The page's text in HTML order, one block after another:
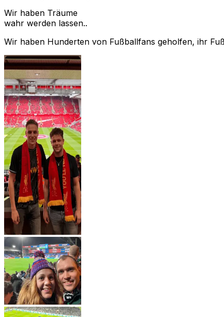
Wir haben Träume
wahr werden lassen..
Wir haben Hunderten von Fußballfans geholfen, ihr